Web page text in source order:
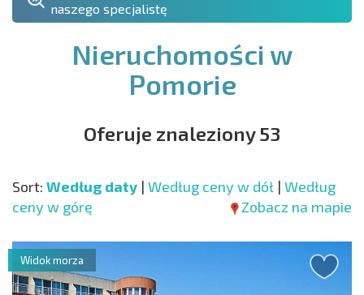
naszego specjalistę
Nieruchomości w
Pomorie
Oferuje znaleziony 53
Sort: Według daty | Według ceny w dół | Według
ceny w górę
Zobacz na mapie
Widok morza